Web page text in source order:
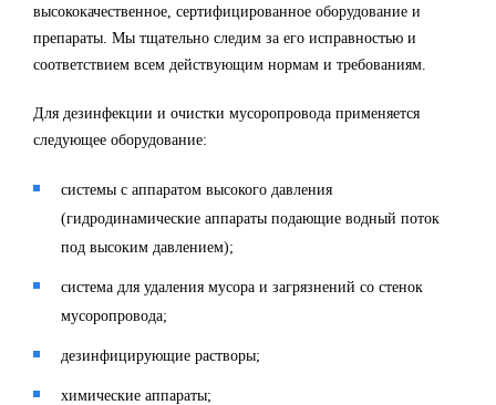
высококачественное, сертифицированное оборудование и
препараты. Мы тщательно следим за его исправностью и
соответствием всем действующим нормам и требованиям.
Для дезинфекции и очистки мусоропровода применяется
следующее оборудование:
системы с аппаратом высокого давления
(гидродинамические аппараты подающие водный поток
под высоким давлением);
система для удаления мусора и загрязнений со стенок
мусоропровода;
дезинфицирующие растворы;
химические аппараты;